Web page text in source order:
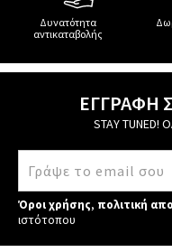
Δυνατότητα
αντικαταβολής
ΕΓΓΡΑΦΗ
STAY TUNED!
Όροι χρήσης, πολιτική
ιστότοπου